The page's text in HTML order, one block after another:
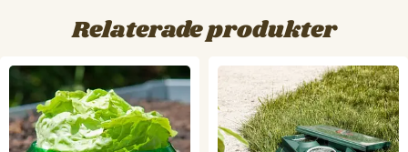
Relaterade produkter